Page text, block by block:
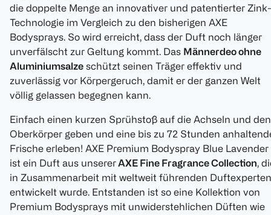
die doppelte Menge an innovativer und patentierter Zink-
Technologie im Vergleich zu den bisherigen AXE
Bodysprays. So wird erreicht, dass der Duft noch länger
unverfälscht zur Geltung kommt. Das Männerdeo ohne
Aluminiumsalze schützt seinen Träger effektiv und
zuverlässig vor Körpergeruch, damit er der ganzen Welt
völlig gelassen begegnen kann.
Einfach einen kurzen Sprühstoß auf die Achseln und den
Oberkörper geben und eine bis zu 72 Stunden
Frische erleben! AXE Premium Bodyspray Blue Lavender
ist ein Duft aus unsererAXE Fine Fragrance Collection,
in Zusammenarbeit mit weltweit führenden Duftexperten
entwickelt wurde. Entstanden ist so eine Kollektion von
Premium Bodysprays mit unwiderstehlichen Düften wie